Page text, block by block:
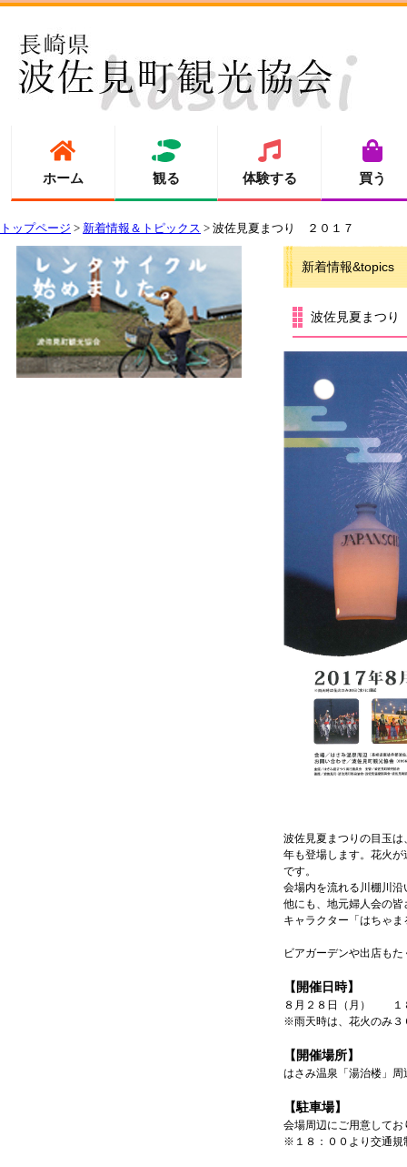
ホーム 観る 体験する 買う
トップページ > 新着情報＆トピックス > 波佐見夏まつり ２０１７
新着情報&topics
波佐見夏まつ
波佐見夏まつりの目玉
年も登場します。花火
です。
会場内を流れる川棚川
他にも、地元婦人会の
キャラクター「はちゃ
ビアガーデンや出店も
【開催日時】
８月２８日（月） １
※雨天時は、花火のみ３
【開催場所】
はさみ温泉「湯治楼」
【駐車場】
会場周辺にご用意して
※１８：００より交通規